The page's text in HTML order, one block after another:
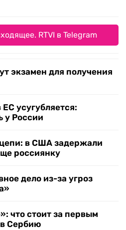
RTVI в Telegram
экзамен для получения
усугубляется:
у России
в США задержали
россиянку
дело из-за угроз
что стоит за первым
в Сербию